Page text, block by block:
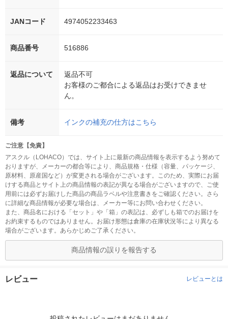
JANコード 4974052233463
商品番号 516886
返品について
返品不可
お客様のご都合による返品はお受けできませ
ん。
備考 インクの補充の仕方はこちら
ご注意【免責】
アスクル（LOHACO）では、サイト上に最新の商品情報を表示するよう努めて
おりますが、メーカーの都合等により、商品規格・仕様（容量、パッケージ、
原材料、原産国など）が変更される場合がございます。このため、実際にお届
けする商品とサイト上の商品情報の表記が異なる場合がございますので、ご使
用前には必ずお届けした商品の商品ラベルや注意書きをご確認ください。さら
に詳細な商品情報が必要な場合は、メーカー等にお問い合わせください。
また、商品名における「セット」や「箱」の表記は、必ずしも箱でのお届けを
お約束するものではありません。お届け形態は倉庫の在庫状況等により異なる
場合がございます。あらかじめご了承ください。
商品情報の誤りを報告する
レビュー レビューとは